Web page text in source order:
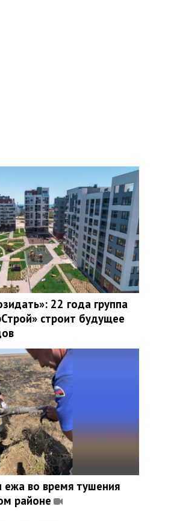
22 года группа
строит будущее
ежа во время тушения
районе